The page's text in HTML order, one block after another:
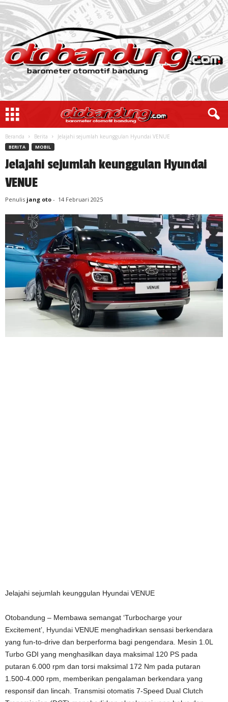
Beranda Berita Jelajahi sejumlah keunggulan Hyundai VENUE
BERITA MOBIL
Jelajahi sejumlah keunggulan Hyundai
VENUE
Penulis jang oto - 14 Februari 2025
Jelajahi sejumlah keunggulan Hyundai VENUE
Otobandung – Membawa semangat ‘Turbocharge your
Excitement’, Hyundai VENUE menghadirkan sensasi berkendara
yang fun-to-drive dan berperforma bagi pengendara. Mesin 1.0L
Turbo GDI yang menghasilkan daya maksimal 120 PS pada
putaran 6.000 rpm dan torsi maksimal 172 Nm pada putaran
1.500-4.000 rpm, memberikan pengalaman berkendara yang
responsif dan lincah. Transmisi otomatis 7-Speed Dual Clutch